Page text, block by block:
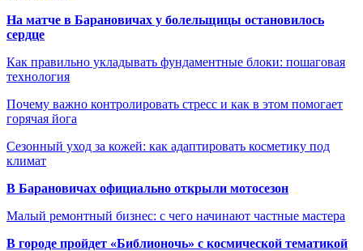
На матче в Барановичах у болельщицы остановилось
сердце
Как правильно укладывать фундаментные блоки: пошаговая
технология
Почему важно контролировать стресс и как в этом помогает
горячая йога
Сезонный уход за кожей: как адаптировать косметику под
климат
В Барановичах официально открыли мотосезон
Малый ремонтный бизнес: с чего начинают частные мастера
В городе пройдет «Библионочь» с космической тематикой